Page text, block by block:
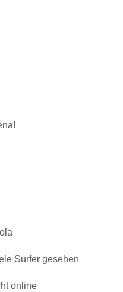
Surfer gesehen
online